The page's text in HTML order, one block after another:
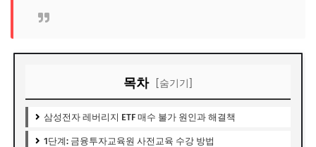
목차 [숨기기]
삼성전자 레버리지 ETF 매수 불가 원인과 해결책
1단계: 금융투자교육원 사전교육 수강 방법